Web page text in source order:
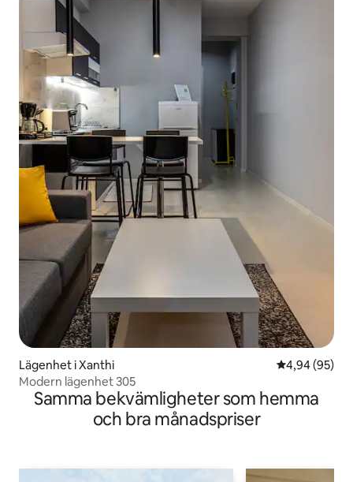
Lägenhet i Xanthi 4,94 av 5 i
4,94 (95)
Modern lägenhet 305
Samma bekvämligheter som hemma
och bra månadspriser